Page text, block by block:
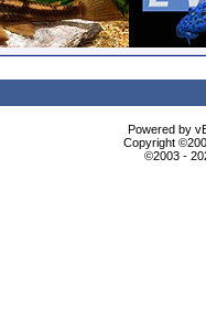
Powered by
Copyright
©2003 -